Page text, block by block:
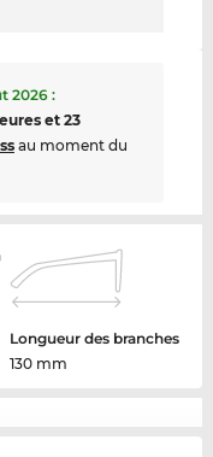
2026:
et 23
au moment du
Longueur des branches
130 mm